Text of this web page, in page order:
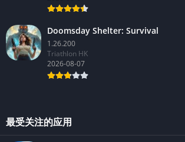
Doomsday Shelter: Survival
1.26.200
Triathlon HK
2026-08-07
最受关注的应用